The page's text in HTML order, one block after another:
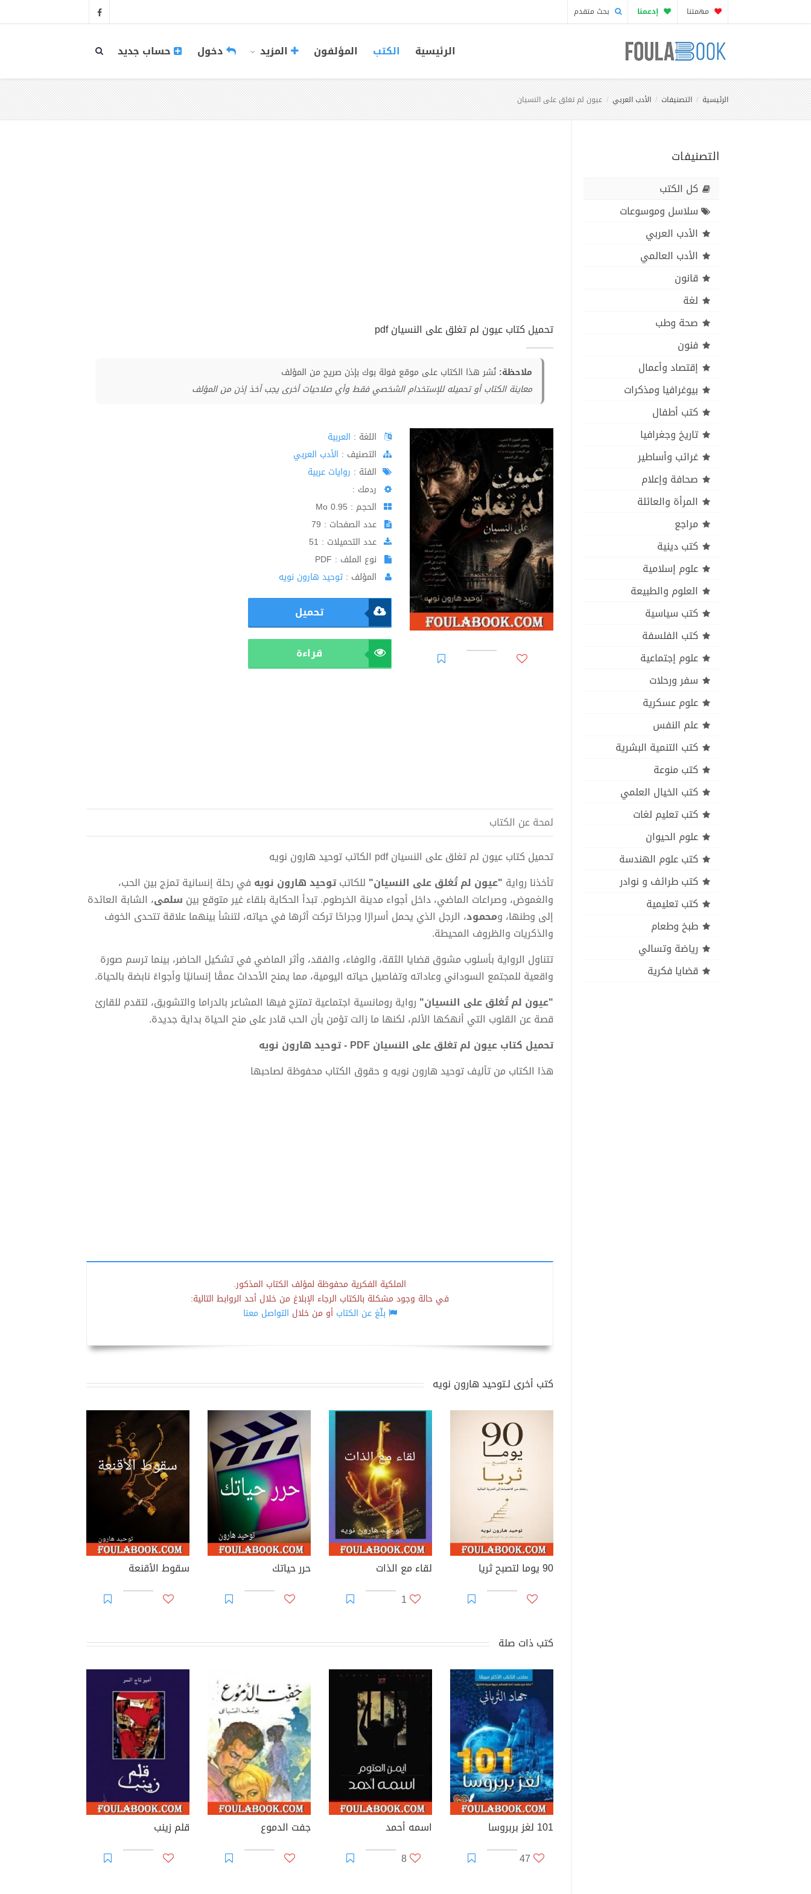
مهمتنا إدعمنا بحث متقدم
الرئيسية الكتب المؤلفون المزيد دخول حساب جديد
الرئيسية التصنيفات الأدب العربي عيون لم تغلق على النسيان
التصنيفات
كل الكتب
سلاسل وموسوعات
الأدب العربي
الأدب العالمي
قانون
لغة
صحة وطب
فنون
إقتصاد وأعمال
بيوغرافيا ومذكرات
كتب أطفال
تاريخ وجغرافيا
غرائب وأساطير
صحافة وإعلام
المرأة والعائلة
مراجع
كتب دينية
علوم إسلامية
العلوم والطبيعة
كتب سياسية
كتب الفلسفة
علوم إجتماعية
سفر ورحلات
علوم عسكرية
علم النفس
كتب التنمية البشرية
كتب منوعة
كتب الخيال العلمي
كتب تعليم لغات
علوم الحيوان
كتب علوم الهندسة
كتب طرائف و نوادر
كتب تعليمية
طبخ وطعام
رياضة وتسالي
قضايا فكرية
تحميل كتاب عيون لم تغلق على النسيان pdf
ملاحظة: نُشر هذا الكتاب على موقع فولة بوك بإذن صريح من المؤلف
معاينة الكتاب أو تحميله للإستخدام الشخصي فقط وأي صلاحيات أخرى يجب أخذ إذن من المؤلف
اللغة : العربية
اﻟﺘﺼﻨﻴﻒ : الأدب العربي
الفئة : روايات عربية
ردمك :
الحجم : 0.95 Mo
عدد الصفحات : 79
عدد التحميلات : 51
نوع الملف : PDF
المؤلف : توحيد هارون نويه
تحميل
قراءة
لمحة عن الكتاب
تحميل كتاب عيون لم تغلق على النسيان pdf الكاتب توحيد هارون نويه
تأخذنا رواية "عيون لم تُغلق على النسيان" للكاتبتوحيد هارون نويه في رحلة إنسانية تمزج بين الحب،
والغموض، وصراعات الماضي، داخل أجواء مدينة الخرطوم. تبدأ الحكاية بلقاء غير متوقع بين سلمى، الشابة العائدة
إلى وطنها، ومحمود، الرجل الذي يحمل أسرارًا وجراحًا تركت أثرها في حياته، لتنشأ بينهما علاقة تتحدى الخوف
والذكريات والظروف المحيطة.
تتناول الرواية بأسلوب مشوق قضايا الثقة، والوفاء، والفقد، وأثر الماضي في تشكيل الحاضر، بينما ترسم صورة
واقعية للمجتمع السوداني وعاداته وتفاصيل حياته اليومية، مما يمنح الأحداث عمقًا إنسانيًا وأجواءً نابضة بالحياة.
"عيون لم تُغلق على النسيان" رواية رومانسية اجتماعية تمتزج فيها المشاعر بالدراما والتشويق، لتقدم للقارئ
قصة عن القلوب التي أنهكها الألم، لكنها ما زالت تؤمن بأن الحب قادر على منح الحياة بداية جديدة.
تحميل كتاب عيون لم تغلق على النسيان PDF - توحيد هارون نويه
هذا الكتاب من تأليف توحيد هارون نويه و حقوق الكتاب محفوظة لصاحبها
الملكية الفكرية محفوظة لمؤلف الكتاب المذكور.
في حالة وجود مشكلة بالكتاب الرجاء الإبلاغ من خلال أحد الروابط التالية:
بلّغ عن الكتابأو من خلال التواصل معنا
كتب أخرى لـتوحيد هارون نويه
90 يوما لتصبح ثريا
لقاء مع الذات
1
حرر حياتك سقوط الأقنعة
كتب ذات صلة
101 لغز بربروسا
47
اسمه أحمد
8
جفت الدموع قلم زينب